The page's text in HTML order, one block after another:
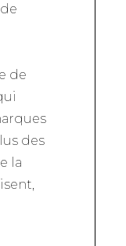
de
des
la